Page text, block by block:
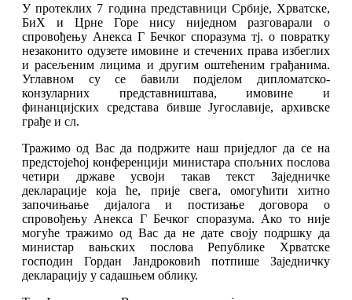
У протеклих 7 година представници Србије, Хрватске,
БиХ и Црне Горе нису ниједном разговарали о
спровођењу Анекса Г Бечког споразума тј. о повратку
незаконито одузете имовине и стечених права избеглих
и расељеним лицима и другим оштећеним грађанима.
Углавном су се бавили подјелом дипломатско-
конзуларних представништава, имовине и
финанцијских средстава бивше Југославије, архивске
грађе и сл.
Тражимо од Вас да подржите наш приједлог да се на
предстојећој конференцији министара спољних послова
четири државе усвоји такав текст Заједничке
декларације која ће, прије свега, омогућити хитно
започињање дијалога и постизање договора о
спровођењу Анекса Г Бечког споразума. Ако то није
могуће тражимо од Вас да не дате своју подршку да
министар вањских послова Републике Хрватске
господин Гордан Јандроковић потпише Заједничку
декларацију у садашњем облику.